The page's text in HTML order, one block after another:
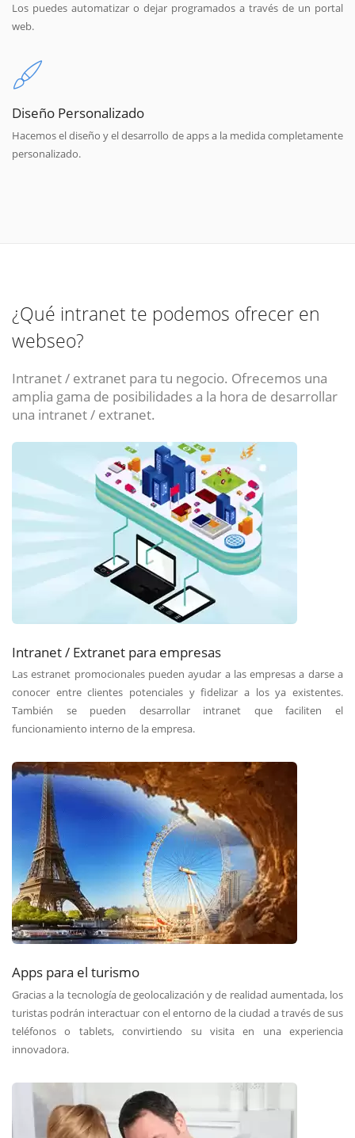
Los puedes automatizar o dejar programados a través de un portal
web.
Diseño Personalizado
Hacemos el diseño y el desarrollo de apps a la medida completamente
personalizado.
¿Qué intranet te podemos ofrecer en
webseo?
Intranet / extranet para tu negocio. Ofrecemos una
amplia gama de posibilidades a la hora de desarrollar
una intranet / extranet.
Intranet / Extranet para empresas
Las estranet promocionales pueden ayudar a las empresas a darse a
conocer entre clientes potenciales y fidelizar a los ya existentes.
También se pueden desarrollar intranet que faciliten el
funcionamiento interno de la empresa.
Apps para el turismo
Gracias a la tecnología de geolocalización y de realidad aumentada, los
turistas podrán interactuar con el entorno de la ciudad a través de sus
teléfonos o tablets, convirtiendo su visita en una experiencia
innovadora.